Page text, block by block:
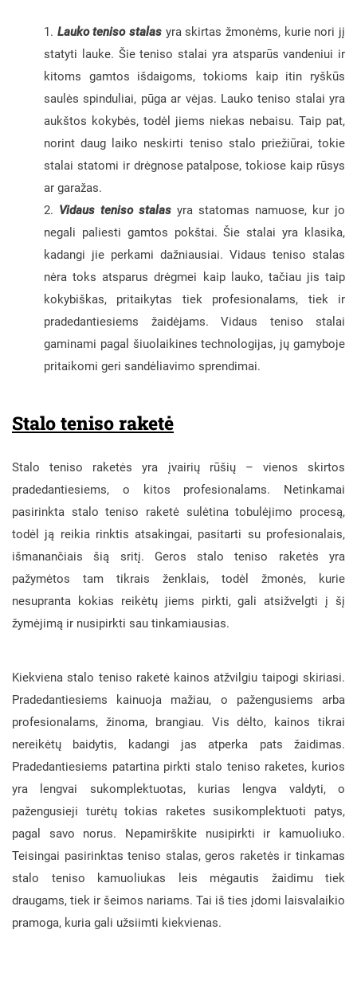
Lauko teniso stalas yra skirtas žmonėms, kurie nori jį
statyti lauke. Šie teniso stalai yra atsparūs vandeniui ir
kitoms gamtos išdaigoms, tokioms kaip itin ryškūs
saulės spinduliai, pūga ar vėjas. Lauko teniso stalai yra
aukštos kokybės, todėl jiems niekas nebaisu. Taip pat,
norint daug laiko neskirti teniso stalo priežiūrai, tokie
stalai statomi ir drėgnose patalpose, tokiose kaip rūsys
ar garažas.
Vidaus teniso stalas yra statomas namuose, kur jo
negali paliesti gamtos pokštai. Šie stalai yra klasika,
kadangi jie perkami dažniausiai. Vidaus teniso stalas
nėra toks atsparus drėgmei kaip lauko, tačiau jis taip
kokybiškas, pritaikytas tiek profesionalams, tiek ir
pradedantiesiems žaidėjams. Vidaus teniso stalai
gaminami pagal šiuolaikines technologijas, jų gamyboje
pritaikomi geri sandėliavimo sprendimai.
Stalo teniso raketė
Stalo teniso raketės yra įvairių rūšių – vienos skirtos
pradedantiesiems, o kitos profesionalams. Netinkamai
pasirinkta stalo teniso raketė sulėtina tobulėjimo procesą,
todėl ją reikia rinktis atsakingai, pasitarti su profesionalais,
išmanančiais šią sritį. Geros stalo teniso raketės yra
pažymėtos tam tikrais ženklais, todėl žmonės, kurie
nesupranta kokias reikėtų jiems pirkti, gali atsižvelgti į šį
žymėjimą ir nusipirkti sau tinkamiausias.
Kiekviena stalo teniso raketė kainos atžvilgiu taipogi skiriasi.
Pradedantiesiems kainuoja mažiau, o pažengusiems arba
profesionalams, žinoma, brangiau. Vis dėlto, kainos tikrai
nereikėtų baidytis, kadangi jas atperka pats žaidimas.
Pradedantiesiems patartina pirkti stalo teniso raketes, kurios
yra lengvai sukomplektuotas, kurias lengva valdyti, o
pažengusieji turėtų tokias raketes susikomplektuoti patys,
pagal savo norus. Nepamirškite nusipirkti ir kamuoliuko.
Teisingai pasirinktas teniso stalas, geros raketės ir tinkamas
stalo teniso kamuoliukas leis mėgautis žaidimu tiek
draugams, tiek ir šeimos nariams. Tai iš ties įdomi laisvalaikio
pramoga, kuria gali užsiimti kiekvienas.